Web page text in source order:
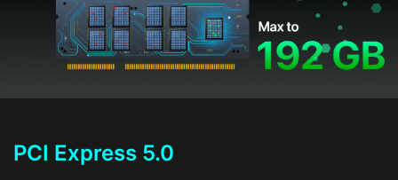
PCI Express 5.0